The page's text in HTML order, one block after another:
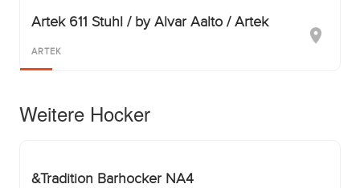
Artek 611 Stuhl / by Alvar Aalto / Artek
ARTEK
Weitere Hocker
&Tradition Barhocker NA4